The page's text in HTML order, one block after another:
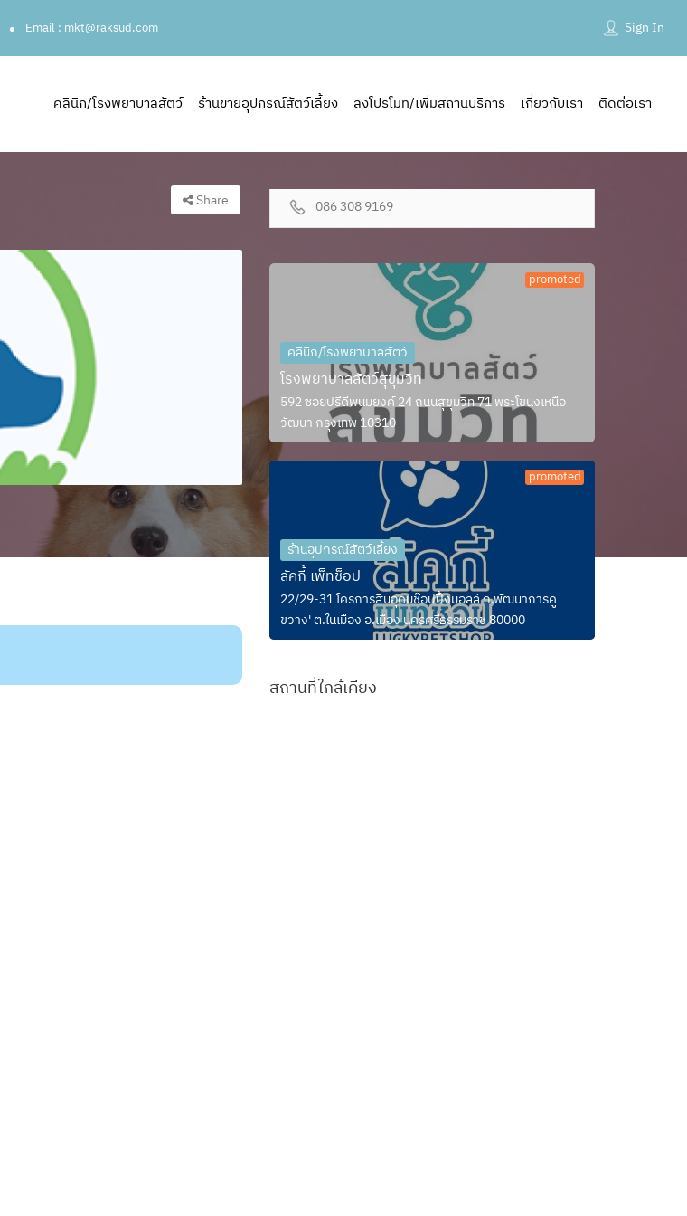
Email : mkt@raksud.com Sign In
คลินิก/โรงพยาบาลสัตว์ ร้านขายอุปกรณ์สัตว์เลี้ยง ลงโปรโมท/เพิ่มสถานบริการ เกี่ยวกับเรา ติดต่อเรา
Share 086 308 9169
promoted
คลินิก/โรงพยาบาลสัตว์
โรงพยาบาลสัตว์สุขุมวิท
592 ซอยปรีดีพนมยงค์ 24 ถนนสุขุมวิท 71 พระโขนงเหนือ
วัฒนา กรุงเทพ 10310
promoted
ร้านอุปกรณ์สัตว์เลี้ยง
ลัคกี้ เพ็ทช็อป
22/29-31 โครการสินอุดมช๊อปปิ้งมอลล์ ถ.พัฒนาการคู
ขวาง' ต.ในเมือง อ.เมือง นครศรีธรรมราช 80000
สถานที่ใกล้เคียง